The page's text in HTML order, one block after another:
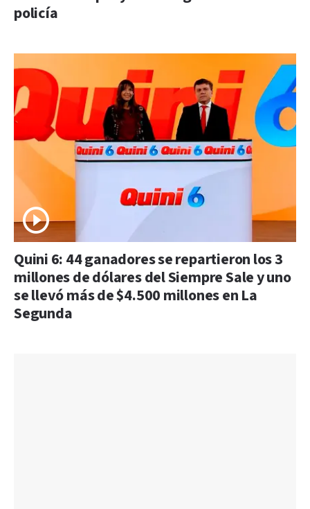
policía
Quini 6: 44 ganadores se repartieron los 3
millones de dólares del Siempre Sale y uno
se llevó más de $4.500 millones en La
Segunda